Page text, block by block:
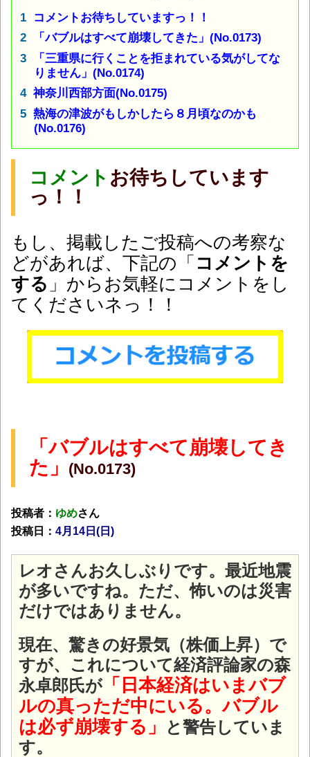
コメントお待ちしていますっ！！
「バブルはすべて崩壊してきた」(No.0173)
「三重県に行くことを拒まれている気がしてな
りません」(No.0174)
神奈川西部方面(No.0175)
熱海の津波がもしかしたら８月頃なのかも
(No.0176)
コメント お待ちしています
っ！！
もし、掲載したご投稿への考察な
どがあれば、下記の「 コメントを
する 」からお気軽に コメントをし
てくださいネっ！！
「バブルはすべて崩壊してき
た」
(No.0173)
投稿者： ゆめさん
投稿日： 4月14日(日)
レオさんお久しぶりです。最近地震
が多いですね。ただ、怖いのは災害
だけではありません。
現在、驚きの好景気（株価上昇）で
すが、これについて経済評論家の森
永卓郎氏が「日本経済はいまバブ
ルの真っただ中にいる。バブル
は必ず崩壊する」
と警告していま
す。